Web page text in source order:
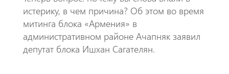
истерику, в чем причина? Об этом во время
митинга блока «Армения» в
административном районе Ачапняк заявил
депутат блока Ишхан Сагателян.